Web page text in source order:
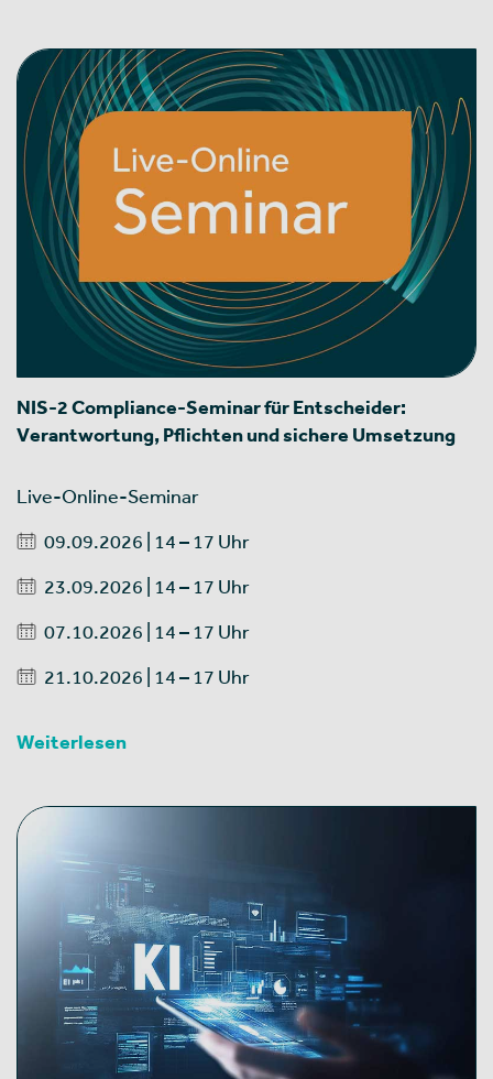
NIS-2 Compliance-Seminar für Entscheider:
Verantwortung, Pflichten und sichere Umsetzung
Live-Online-Seminar
09.09.2026 | 14 – 17 Uhr
23.09.2026 | 14 – 17 Uhr
07.10.2026 | 14 – 17 Uhr
21.10.2026 | 14 – 17 Uhr
Weiterlesen